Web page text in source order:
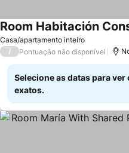
Casa/apartamento inteiro
/ Pontuação não disponível
Selecione as datas para ver
exatos.